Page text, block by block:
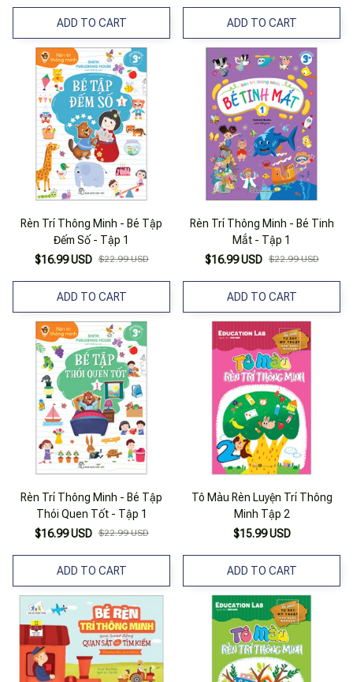
ADD TO CART ADD TO CART
Rèn Trí Thông Minh - Bé Tập
Đếm Số - Tập 1
$16.99 USD $22.99 USD
ADD TO CART
Rèn Trí Thông Minh - Bé Tinh
Mắt - Tập 1
$16.99 USD $22.99 USD
ADD TO CART
Rèn Trí Thông Minh - Bé Tập
Thói Quen Tốt - Tập 1
$16.99 USD $22.99 USD
ADD TO CART
Tô Màu Rèn Luyện Trí Thông
Minh Tập 2
$15.99 USD
ADD TO CART